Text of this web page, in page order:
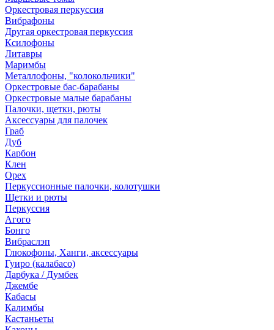
Оркестровая перкуссия
Вибрафоны
Другая оркестровая перкуссия
Ксилофоны
Литавры
Маримбы
Металлофоны, "колокольчики"
Оркестровые бас-барабаны
Оркестровые малые барабаны
Палочки, щетки, рюты
Аксессуары для палочек
Граб
Дуб
Карбон
Клен
Орех
Перкуссионные палочки, колотушки
Щетки и рюты
Перкуссия
Агого
Бонго
Вибраслэп
Глюкофоны, Ханги, аксессуары
Гуиро (калабасо)
Дарбука / Думбек
Джембе
Кабасы
Калимбы
Кастаньеты